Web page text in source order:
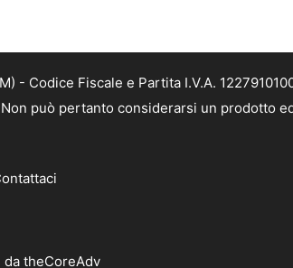
- Codice Fiscale e Partita I.V.A.
può pertanto considerarsi un prodotto
theCoreAdv